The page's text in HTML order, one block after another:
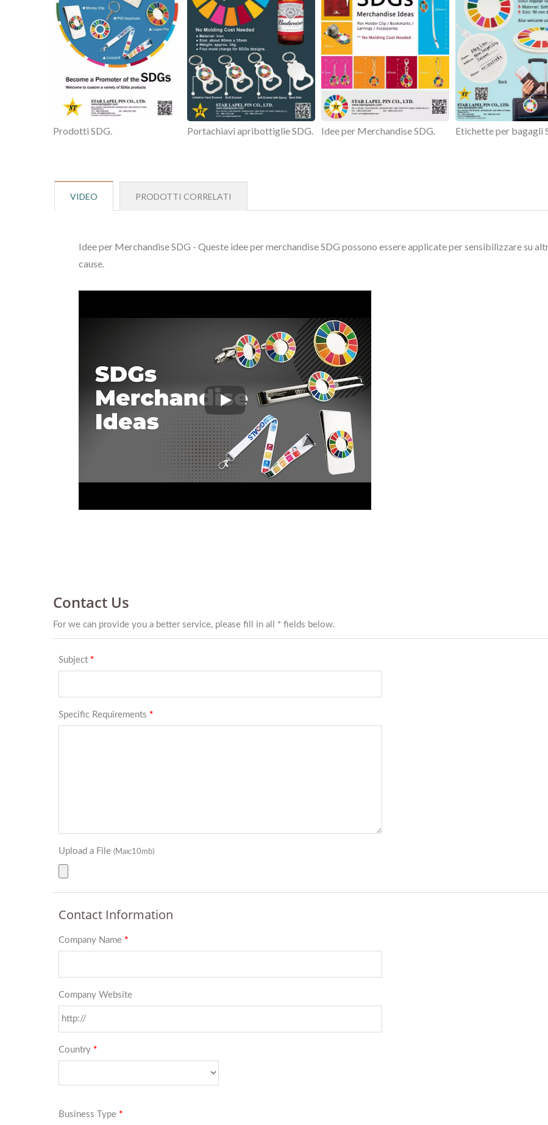
Prodotti SDG. Portachiavi apribottiglie SDG. Idee per Merchandise SDG. Etichette per bagagli
VIDEO PRODOTTI CORRELATI
Idee per Merchandise SDG - Queste idee per merchandise SDG possono essere applicate per sensibilizzare su
cause.
Idee per Merchandise SDG - Queste idee per merchandise SDG possono